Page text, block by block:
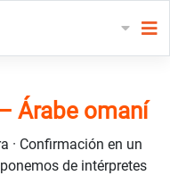
Árabe omaní
· Confirmación en un
de intérpretes